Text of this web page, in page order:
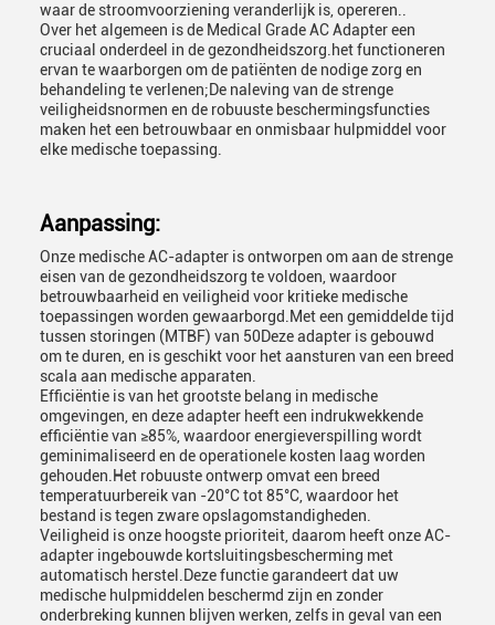
waar de stroomvoorziening veranderlijk is, opereren..
Over het algemeen is de Medical Grade AC Adapter een
cruciaal onderdeel in de gezondheidszorg.het functioneren
ervan te waarborgen om de patiënten de nodige zorg en
behandeling te verlenen;De naleving van de strenge
veiligheidsnormen en de robuuste beschermingsfuncties
maken het een betrouwbaar en onmisbaar hulpmiddel voor
elke medische toepassing.
Aanpassing:
Onze medische AC-adapter is ontworpen om aan de strenge
eisen van de gezondheidszorg te voldoen, waardoor
betrouwbaarheid en veiligheid voor kritieke medische
toepassingen worden gewaarborgd.Met een gemiddelde tijd
tussen storingen (MTBF) van 50Deze adapter is gebouwd
om te duren, en is geschikt voor het aansturen van een breed
scala aan medische apparaten.
Efficiëntie is van het grootste belang in medische
omgevingen, en deze adapter heeft een indrukwekkende
efficiëntie van ≥85%, waardoor energieverspilling wordt
geminimaliseerd en de operationele kosten laag worden
gehouden.Het robuuste ontwerp omvat een breed
temperatuurbereik van -20°C tot 85°C, waardoor het
bestand is tegen zware opslagomstandigheden.
Veiligheid is onze hoogste prioriteit, daarom heeft onze AC-
adapter ingebouwde kortsluitingsbescherming met
automatisch herstel.Deze functie garandeert dat uw
medische hulpmiddelen beschermd zijn en zonder
onderbreking kunnen blijven werken, zelfs in geval van een